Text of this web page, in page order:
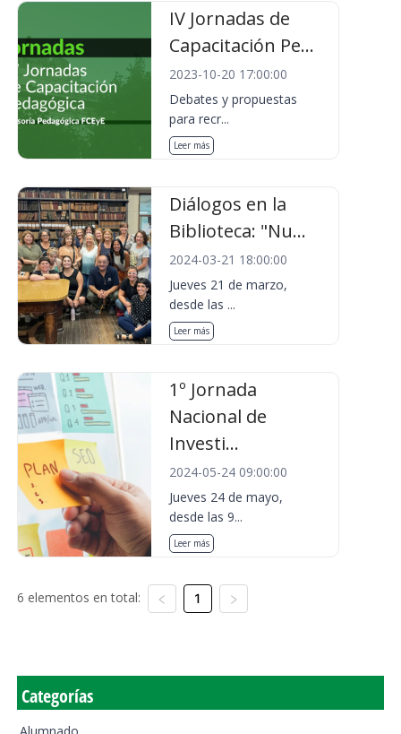
IV Jornadas de
Capacitación Pe...
2023-10-20 17:00:00
Debates y propuestas
para recr...
Leer más
Diálogos en la
Biblioteca: "Nu...
2024-03-21 18:00:00
Jueves 21 de marzo,
desde las ...
Leer más
1º Jornada
Nacional de
Investi...
2024-05-24 09:00:00
Jueves 24 de mayo,
desde las 9...
Leer más
6 elementos en total: 1
Categorías